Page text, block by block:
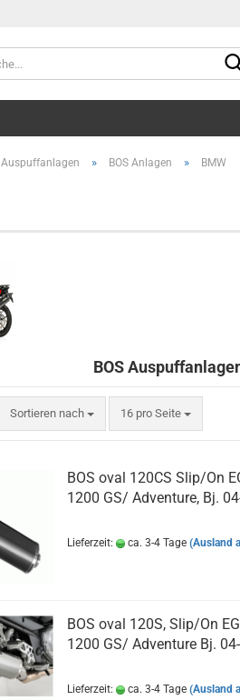
Auspuffanlagen » BOS Anlagen » BMW
BOS
Sortieren nach
Sortieren nach 16 pro Seite
pro Seite
BOS oval 120CS Slip/On
1200 GS/ Adventure, Bj.
Lieferzeit: ca. 3-4 Tage (Ausland
BOS oval 120S, Slip/On
1200 GS/ Adventure Bj.
Lieferzeit: ca. 3-4 Tage (Ausland